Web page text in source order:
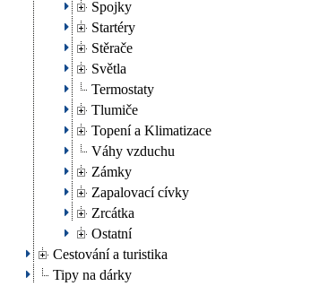
Spojky
Startéry
Stěrače
Světla
Termostaty
Tlumiče
Topení a Klimatizace
Váhy vzduchu
Zámky
Zapalovací cívky
Zrcátka
Ostatní
Cestování a turistika
Tipy na dárky